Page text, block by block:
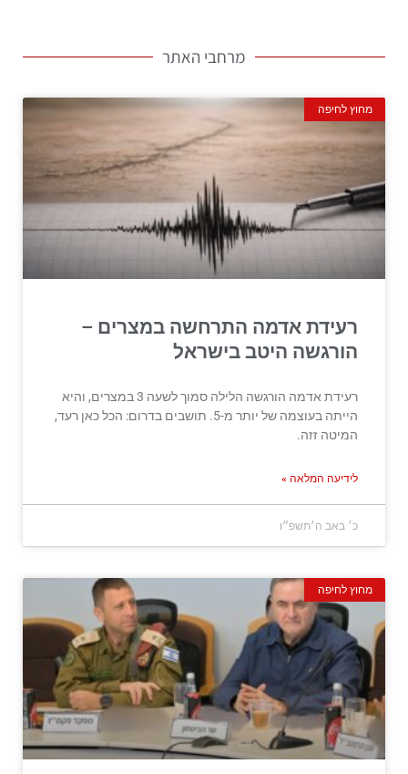
מרחבי האתר
מחוץ לחיפה
רעידת אדמה התרחשה במצרים –
הורגשה היטב בישראל
רעידת אדמה הורגשה הלילה סמוך לשעה 3 במצרים, והיא
הייתה בעוצמה של יותר מ-5. תושבים בדרום: הכל כאן רעד,
המיטה זזה.
לידיעה המלאה »
כ׳ באב ה׳תשפ״ו
מחוץ לחיפה